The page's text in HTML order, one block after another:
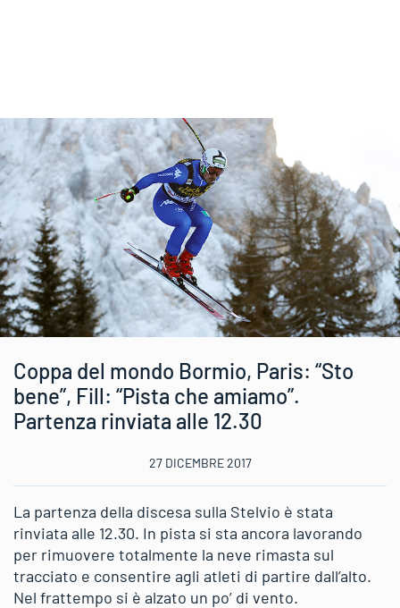
Coppa del mondo Bormio, Paris: “Sto
bene”, Fill: “Pista che amiamo”.
Partenza rinviata alle 12.30
27 DICEMBRE 2017
La partenza della discesa sulla Stelvio è stata
rinviata alle 12.30. In pista si sta ancora lavorando
per rimuovere totalmente la neve rimasta sul
tracciato e consentire agli atleti di partire dall’alto.
Nel frattempo si è alzato un po’ di vento.